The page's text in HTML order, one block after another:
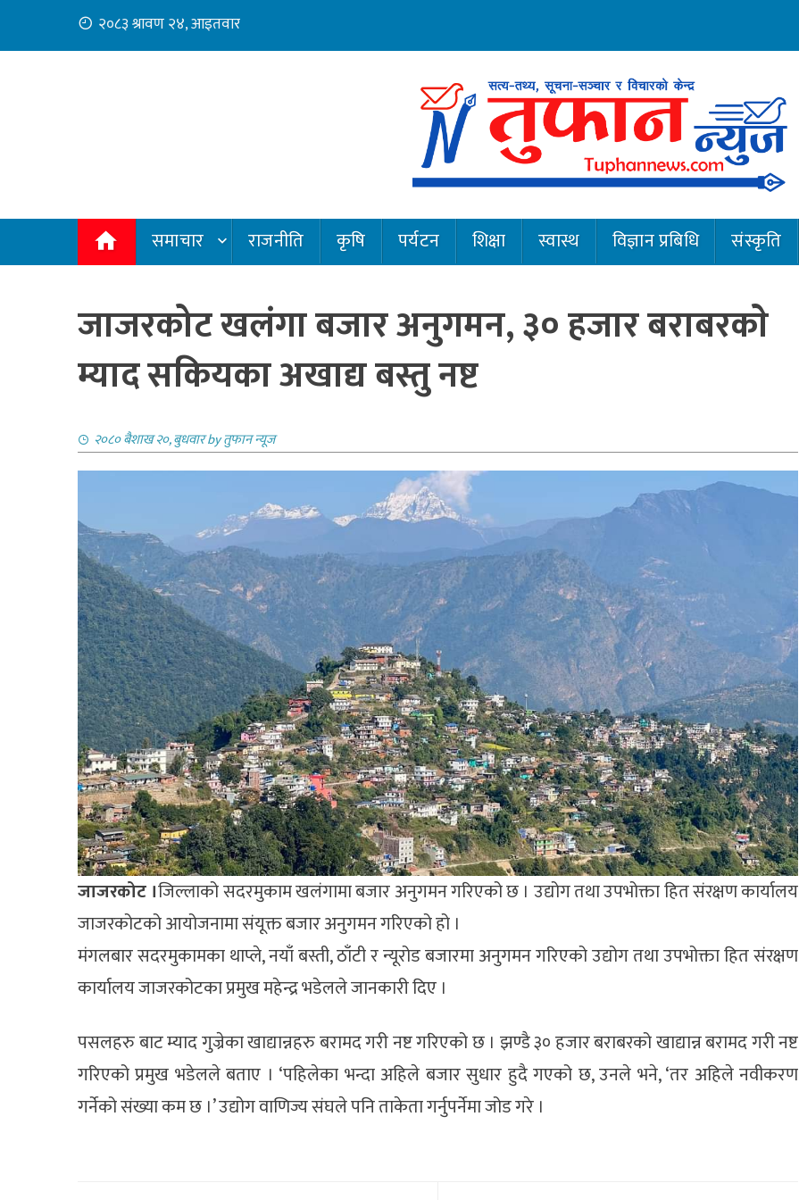
content
२०८३ श्रावण २४, आइतवार
समाचार राजनीति कृषि पर्यटन शिक्षा स्वास्थ विज्ञान प्रबिधि संस्कृति
जाजरकोट खलंगा बजार अनुगमन, ३० हजार बराबरकाे
म्याद सकियका अखाद्य बस्तु नष्ट
२०८० बैशाख २०, बुधवारbyतुफान न्यूज
जाजरकोट ।जिल्लाको सदरमुकाम खलंगामा बजार अनुगमन गरिएको छ । उद्योग तथा उपभोक्ता हित संरक्षण कार्यालय
जाजरकोटको आयोजनामा संयूक्त बजार अनुगमन गरिएको हो ।
मंगलबार सदरमुकामका थाप्ले, नयाँ बस्ती, ठाँटी र न्यूरोड बजारमा अनुगमन गरिएको उद्योग तथा उपभोक्ता हित संरक्षण
कार्यालय जाजरकोटका प्रमुख महेन्द्र भडेलले जानकारी दिए ।
पसलहरु बाट म्याद गुज्रेका खाद्यान्नहरु बरामद गरी नष्ट गरिएको छ । झण्डै ३० हजार बराबरको खाद्यान्न बरामद गरी नष्ट
गरिएको प्रमुख भडेलले बताए । ‘पहिलेका भन्दा अहिले बजार सुधार हुदै गएको छ, उनले भने, ‘तर अहिले नवीकरण
गर्नेको संख्या कम छ ।’ उद्योग वाणिज्य संघले पनि ताकेता गर्नुपर्नेमा जोड गरे ।